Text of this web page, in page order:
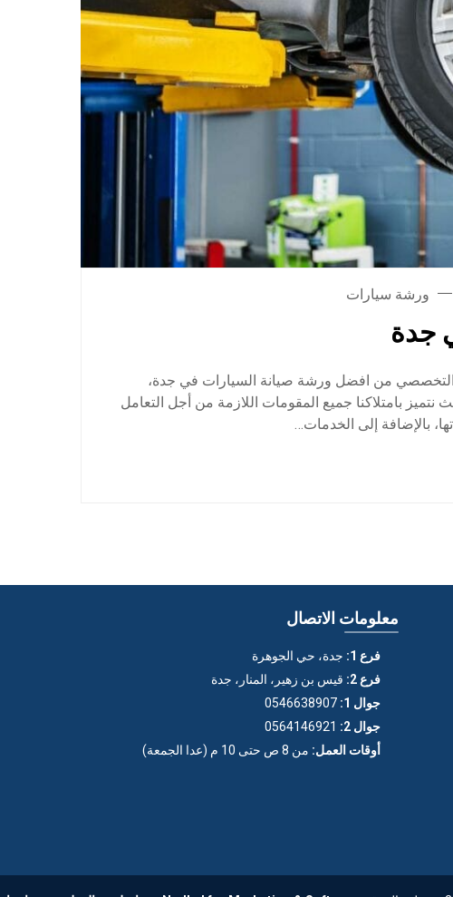
ورشة سيارات
جدة
من افضل ورشة صيانة السيارات في جدة،
بامتلاكنا جميع المقومات اللازمة من أجل التعامل
بالإضافة إلى الخدمات…
معلومات الاتصال
فرع 1:
جدة، حي الجوهرة
فرع 2:
قيس بن زهير، المنار، جدة
جوال 1:
0546638907
جوال 2:
0564146921
أوقات العمل: من 8 ص حتى 10 م (عدا الجمعة)